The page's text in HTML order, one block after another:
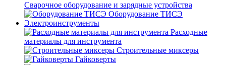
Сварочное оборудование и зарядные устройства
Оборудование ТИСЭ
Электроинструменты
Расходные
материалы для инструмента
Строительные миксеры
Гайковерты